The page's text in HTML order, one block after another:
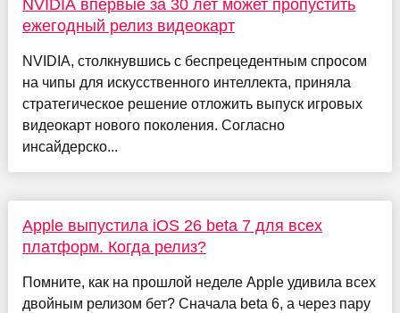
NVIDIA впервые за 30 лет может пропустить
ежегодный релиз видеокарт
NVIDIA, столкнувшись с беспрецедентным спросом
на чипы для искусственного интеллекта, приняла
стратегическое решение отложить выпуск игровых
видеокарт нового поколения. Согласно
инсайдерско...
Apple выпустила iOS 26 beta 7 для всех
платформ. Когда релиз?
Помните, как на прошлой неделе Apple удивила всех
двойным релизом бет? Сначала beta 6, а через пару